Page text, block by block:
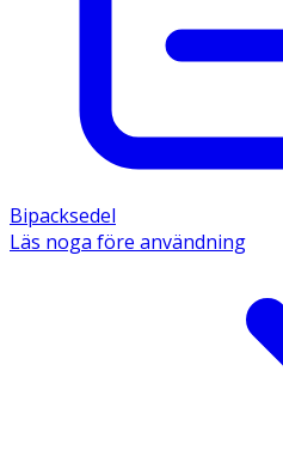
Bipacksedel
Läs noga före användning